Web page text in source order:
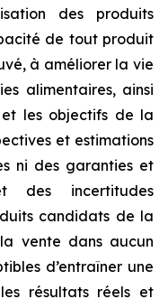
des produits
de tout produit
à améliorer la vie
alimentaires, ainsi
les objectifs de la
et estimations
ni des garanties et
des incertitudes
candidats de la
vente dans aucun
d’entraîner une
résultats réels et